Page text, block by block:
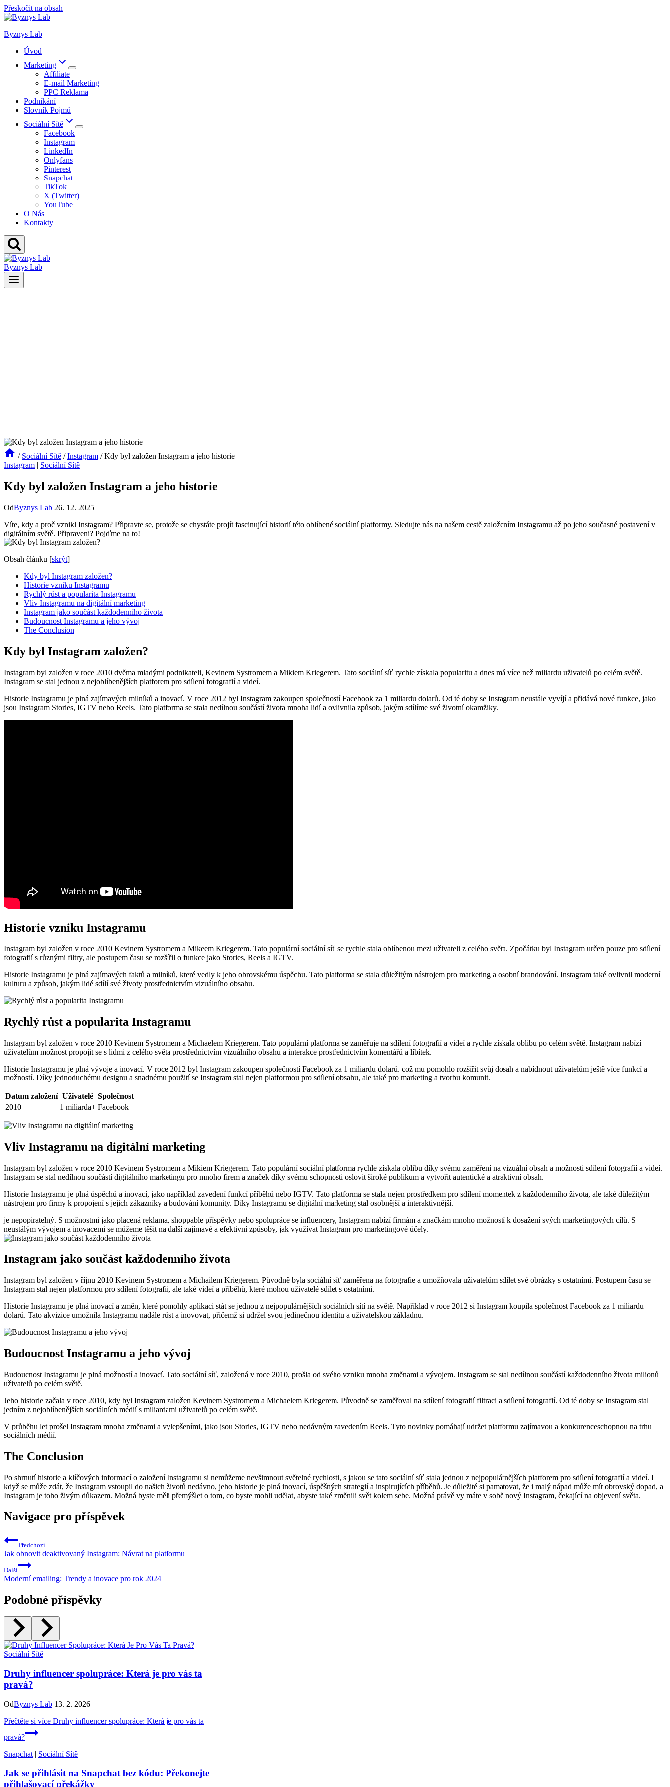
Přeskočit na obsah
Byznys Lab
Úvod
Marketing
Affiliate
E-mail Marketing
PPC Reklama
Podnikání
Slovník Pojmů
Sociální Sítě
Facebook
Instagram
LinkedIn
Onlyfans
Pinterest
Snapchat
TikTok
X (Twitter)
YouTube
O Nás
Kontakty
Byznys Lab
/ Sociální Sítě / Instagram / Kdy byl založen Instagram a jeho historie
Instagram | Sociální Sítě
Kdy byl založen Instagram a jeho historie
OdByznys Lab 26. 12. 2025
Víte, kdy a proč vznikl Instagram? Připravte se, protože se chystáte projít fascinující historií této oblíbené sociální platformy. Sledujte nás na našem cestě založením Instagramu až po jeho současné postavení v
digitálním světě. Připraveni? Pojďme na to!
Obsah článku [skrýt]
Kdy byl Instagram založen?
Historie vzniku Instagramu
Rychlý růst a popularita Instagramu
Vliv Instagramu na digitální marketing
Instagram jako součást každodenního života
Budoucnost Instagramu a jeho vývoj
The Conclusion
Kdy byl Instagram založen?
Instagram byl založen v roce 2010 dvěma mladými podnikateli, Kevinem Systromem a Mikiem Kriegerem. Tato sociální síť rychle získala popularitu a dnes má více než miliardu uživatelů po celém světě.
Instagram se stal jednou z nejoblíbenějších platforem pro sdílení fotografií a videí.
Historie Instagramu je plná zajímavých milníků a inovací. V roce 2012 byl Instagram zakoupen společností Facebook za 1 miliardu dolarů. Od té doby se Instagram neustále vyvíjí a přidává nové funkce, jako
jsou Instagram Stories, IGTV nebo Reels. Tato platforma se stala nedílnou součástí života mnoha lidí a ovlivnila způsob, jakým sdílíme své životní okamžiky.
Historie vzniku Instagramu
Instagram byl založen v roce 2010 Kevinem Systromem a Mikeem Kriegerem. Tato populární sociální síť se rychle stala oblíbenou mezi uživateli z celého světa. Zpočátku byl Instagram určen pouze pro sdílení
fotografií s různými filtry, ale postupem času se rozšířil o funkce jako Stories, Reels a IGTV.
Historie Instagramu je plná zajímavých faktů a milníků, které vedly k jeho obrovskému úspěchu. Tato platforma se stala důležitým nástrojem pro marketing a osobní brandování. Instagram také ovlivnil moderní
kulturu a způsob, jakým lidé sdílí své životy prostřednictvím vizuálního obsahu.
Rychlý růst a popularita Instagramu
Instagram byl založen v roce 2010 Kevinem Systromem a Michaelem Kriegerem. Tato populární platforma se zaměřuje na sdílení fotografií a videí a rychle získala oblibu po celém světě. Instagram nabízí
uživatelům možnost propojit se s lidmi z celého světa prostřednictvím vizuálního obsahu a interakce prostřednictvím komentářů a líbítek.
Historie Instagramu je plná vývoje a inovací. V roce 2012 byl Instagram zakoupen společností Facebook za 1 miliardu dolarů, což mu pomohlo rozšířit svůj dosah a nabídnout uživatelům ještě více funkcí a
možností. Díky jednoduchému designu a snadnému použití se Instagram stal nejen platformou pro sdílení obsahu, ale také pro marketing a tvorbu komunit.
Datum založení Uživatelé Společnost
2010
1 miliarda+ Facebook
Vliv Instagramu na digitální marketing
Instagram byl založen v roce 2010 Kevinem Systromem a Mikiem Kriegerem. Tato populární sociální platforma rychle získala oblibu díky svému zaměření na vizuální obsah a možnosti sdílení fotografií a videí.
Instagram se stal nedílnou součástí digitálního marketingu pro mnoho firem a značek díky svému schopnosti oslovit široké publikum a vytvořit autentické a atraktivní obsah.
Historie Instagramu je plná úspěchů a inovací, jako například zavedení funkcí příběhů nebo IGTV. Tato platforma se stala nejen prostředkem pro sdílení momentek z každodenního života, ale také důležitým
nástrojem pro firmy k propojení s jejich zákazníky a budování komunity. Díky Instagramu se digitální marketing stal osobnější a interaktivnější.
je nepopiratelný. S možnostmi jako placená reklama, shoppable příspěvky nebo spolupráce se influencery, Instagram nabízí firmám a značkám mnoho možností k dosažení svých marketingových cílů. S
neustálým vývojem a inovacemi se můžeme těšit na další zajímavé a efektivní způsoby, jak využívat Instagram pro marketingové účely.
Instagram jako součást každodenního života
Instagram byl založen v říjnu 2010 Kevinem Systromem a Michailem Kriegerem. Původně byla sociální síť zaměřena na fotografie a umožňovala uživatelům sdílet své obrázky s ostatními. Postupem času se
Instagram stal nejen platformou pro sdílení fotografií, ale také videí a příběhů, které mohou uživatelé sdílet s ostatními.
Historie Instagramu je plná inovací a změn, které pomohly aplikaci stát se jednou z nejpopulárnějších sociálních sítí na světě. Například v roce 2012 si Instagram koupila společnost Facebook za 1 miliardu
dolarů. Tato akvizice umožnila Instagramu nadále růst a inovovat, přičemž si udržel svou jedinečnou identitu a uživatelskou základnu.
Budoucnost Instagramu a jeho vývoj
Budoucnost Instagramu je plná možností a inovací. Tato sociální síť, založená v roce 2010, prošla od svého vzniku mnoha změnami a vývojem. Instagram se stal nedílnou součástí každodenního života milionů
uživatelů po celém světě.
Jeho historie začala v roce 2010, kdy byl Instagram založen Kevinem Systromem a Michaelem Kriegerem. Původně se zaměřoval na sdílení fotografií filtraci a sdílení fotografií. Od té doby se Instagram stal
jedním z nejoblíbenějších sociálních médií s miliardami uživatelů po celém světě.
V průběhu let prošel Instagram mnoha změnami a vylepšeními, jako jsou Stories, IGTV nebo nedávným zavedením Reels. Tyto novinky pomáhají udržet platformu zajímavou a konkurenceschopnou na trhu
sociálních médií.
The Conclusion
Po shrnutí historie a klíčových informací o založení Instagramu si nemůžeme nevšimnout světelné rychlosti, s jakou se tato sociální síť stala jednou z nejpopulárnějších platforem pro sdílení fotografií a videí. I
když se může zdát, že Instagram vstoupil do našich životů nedávno, jeho historie je plná inovací, úspěšných strategií a inspirujících příběhů. Je důležité si pamatovat, že i malý nápad může mít obrovský dopad, a
Instagram je toho živým důkazem. Možná byste měli přemýšlet o tom, co byste mohli udělat, abyste také změnili svět kolem sebe. Možná právě vy máte v sobě nový Instagram, čekající na objevení světa.
Navigace pro příspěvek
Předchozí
Jak obnovit deaktivovaný Instagram: Návrat na platformu
Další
Moderní emailing: Trendy a inovace pro rok 2024
Podobné příspěvky
Sociální Sítě
Druhy influencer spolupráce: Která je pro vás ta
pravá?
OdByznys Lab 13. 2. 2026
Přečtěte si více Druhy influencer spolupráce: Která je pro vás ta
pravá?
Snapchat | Sociální Sítě
Jak se přihlásit na Snapchat bez kódu: Překonejte
přihlašovací překážky